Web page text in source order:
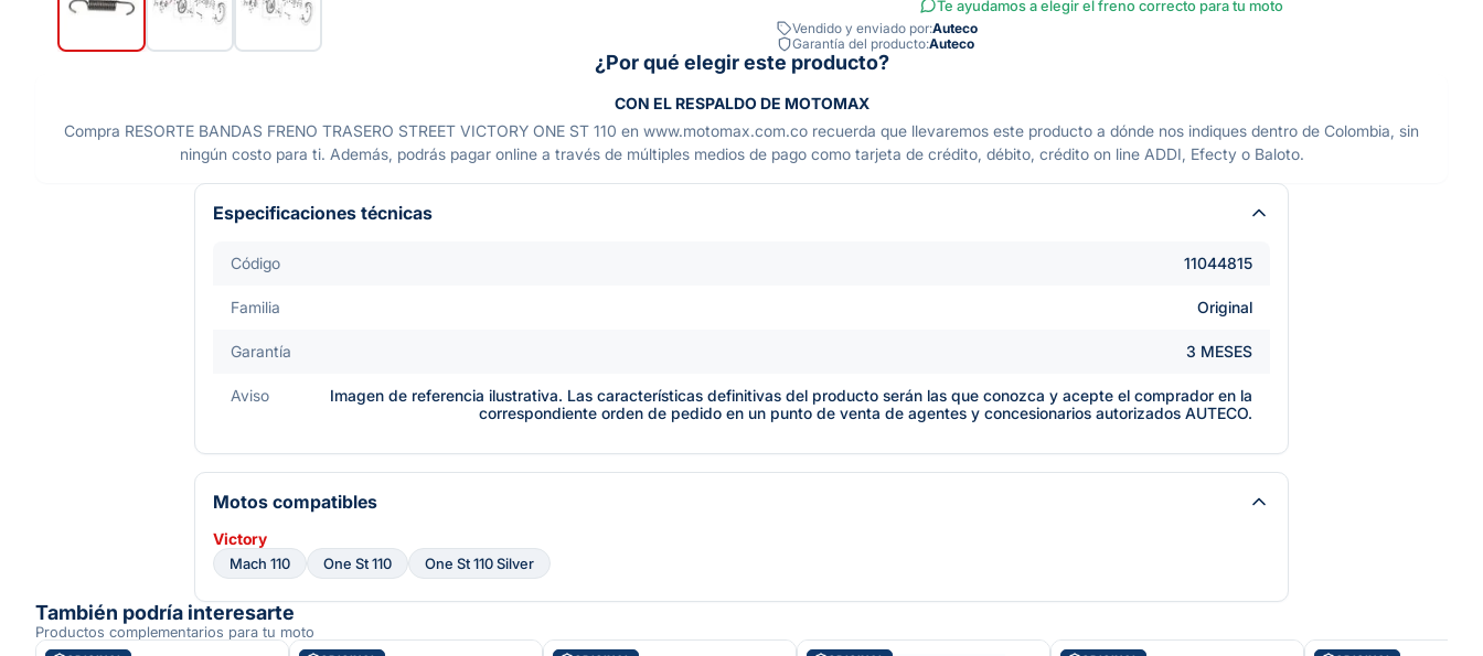
Te ayudamos a elegir el freno correcto para tu moto
Vendido y enviado por:Auteco
Garantía del producto:Auteco
¿Por qué elegir este producto?
CON EL RESPALDO DE MOTOMAX
Compra RESORTE BANDAS FRENO TRASERO STREET VICTORY ONE ST 110 en www.motomax.com.co recuerda que llevaremos este producto a dónde nos indiques dentro de Colombia, sin
ningún costo para ti. Además, podrás pagar online a través de múltiples medios de pago como tarjeta de crédito, débito, crédito on line ADDI, Efecty o Baloto.
Especificaciones técnicas
Código 11044815
Familia Original
Garantía 3 MESES
Aviso
Imagen de referencia ilustrativa. Las características definitivas del producto serán las que conozca y acepte el comprador en la
correspondiente orden de pedido en un punto de venta de agentes y concesionarios autorizados AUTECO.
Motos compatibles
Victory
Mach 110 One St 110 One St 110 Silver
También podría interesarte
Productos complementarios para tu moto